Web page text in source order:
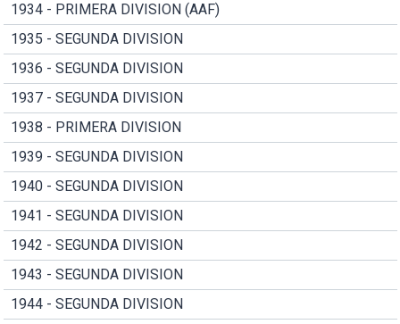
1934 - PRIMERA DIVISION (AAF)
1935 - SEGUNDA DIVISION
1936 - SEGUNDA DIVISION
1937 - SEGUNDA DIVISION
1938 - PRIMERA DIVISION
1939 - SEGUNDA DIVISION
1940 - SEGUNDA DIVISION
1941 - SEGUNDA DIVISION
1942 - SEGUNDA DIVISION
1943 - SEGUNDA DIVISION
1944 - SEGUNDA DIVISION